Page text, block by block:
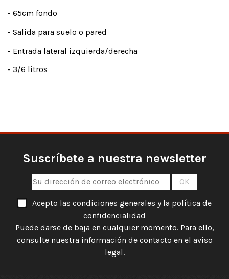
- 65cm fondo
- Salida para suelo o pared
- Entrada lateral izquierda/derecha
- 3/6 litros
Suscríbete a nuestra newsletter
Acepto las condiciones generales y la política de
confidencialidad
Puede darse de baja en cualquier momento. Para ello,
consulte nuestra información de contacto en el aviso
legal.